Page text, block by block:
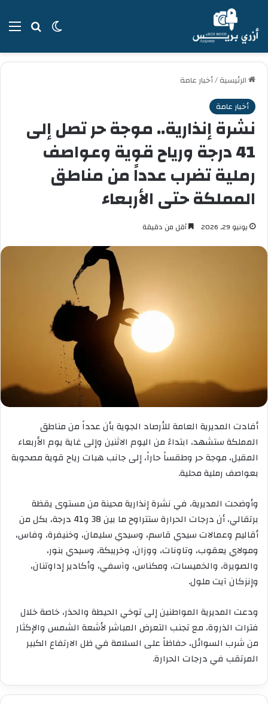
بحثالوضع
الرئيسية/أخبار عامة
أخبار عامة
نشرة إنذارية.. موجة حر تصل إلى
41 درجة ورياح قوية وعواصف
رملية تضرب عدداً من مناطق
المملكة حتى الأربعاء
يونيو 29, 2026 أقل من دقيقة
أفادت المديرية العامة للأرصاد الجوية بأن عدداً من مناطق
المملكة ستشهد، ابتداءً من اليوم الاثنين وإلى غاية يوم الأربعاء
المقبل، موجة حر وطقساً حاراً، إلى جانب هبات رياح قوية مصحوبة
بعواصف رملية محلية.
وأوضحت المديرية، في نشرة إنذارية محينة من مستوى يقظة
برتقالي، أن درجات الحرارة ستتراوح ما بين 38 و41 درجة، بكل من
أقاليم وعمالات سيدي قاسم، وسيدي سليمان، وخنيفرة، وفاس،
ومولاي يعقوب، وتاونات، ووزان، وخريبكة، وسيدي بنور،
والصويرة، والخميسات، ومكناس، وآسفي، وأكادير إداوتنان،
وإنزكان آيت ملول.
ودعت المديرية المواطنين إلى توخي الحيطة والحذر، خاصة خلال
فترات الذروة، مع تجنب التعرض المباشر لأشعة الشمس والإكثار
من شرب السوائل، حفاظاً على السلامة في ظل الارتفاع الكبير
المرتقب في درجات الحرارة.